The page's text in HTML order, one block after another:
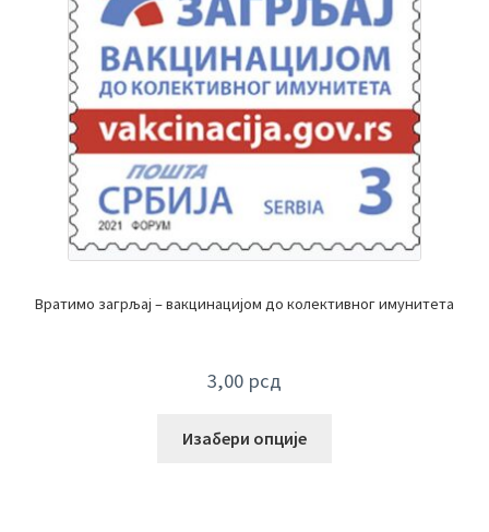
Вратимо загрљај – вакцинацијом до колективног имунитета
3,00 рсд
Изабери опције